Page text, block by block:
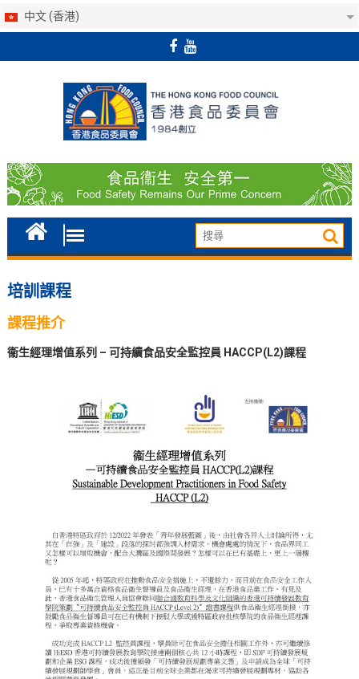
中文 (香港)
培訓課程
課程推介
衞生經理增值系列 – 可持續食品安全監控員 HACCP(L2)課程